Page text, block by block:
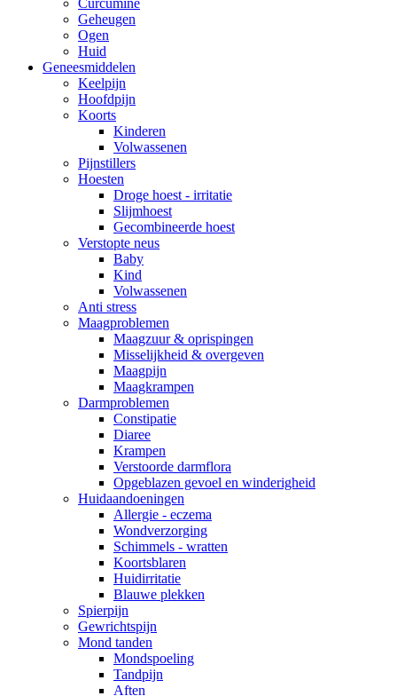
Geheugen
Ogen
Huid
Geneesmiddelen
Keelpijn
Hoofdpijn
Koorts
Kinderen
Volwassenen
Pijnstillers
Hoesten
Droge hoest - irritatie
Slijmhoest
Gecombineerde hoest
Verstopte neus
Baby
Kind
Volwassenen
Anti stress
Maagproblemen
Maagzuur & oprispingen
Misselijkheid & overgeven
Maagpijn
Maagkrampen
Darmproblemen
Constipatie
Diaree
Krampen
Verstoorde darmflora
Opgeblazen gevoel en winderigheid
Huidaandoeningen
Allergie - eczema
Wondverzorging
Schimmels - wratten
Koortsblaren
Huidirritatie
Blauwe plekken
Spierpijn
Gewrichtspijn
Mond tanden
Mondspoeling
Tandpijn
Aften